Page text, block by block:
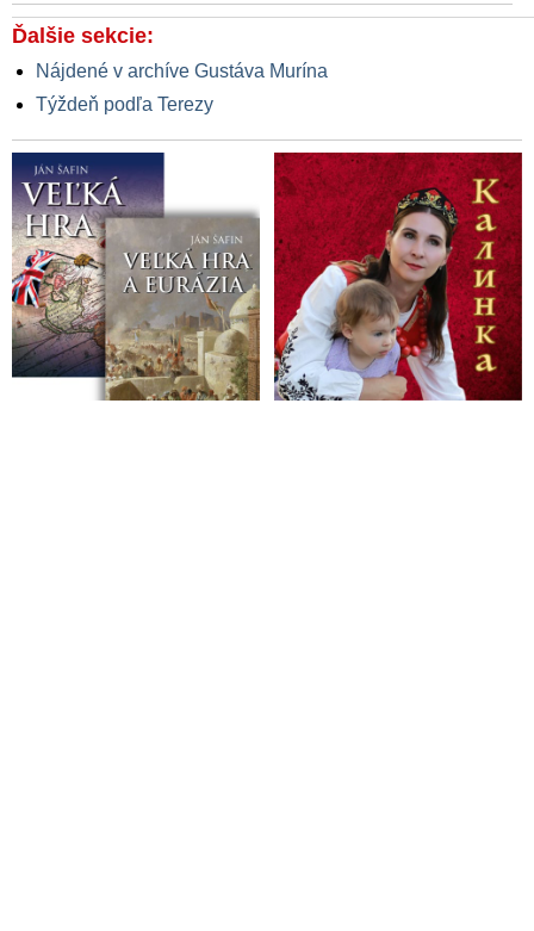
Ďalšie sekcie:
Nájdené v archíve Gustáva Murína
Týždeň podľa Terezy